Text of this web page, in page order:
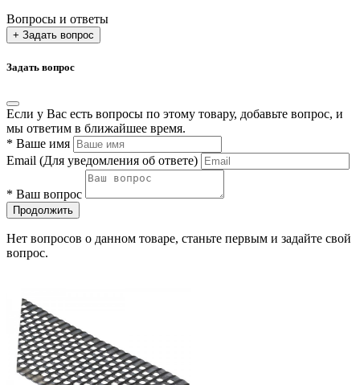
Вопросы и ответы
+ Задать вопрос
Задать вопрос
Если у Вас есть вопросы по этому товару, добавьте вопрос, и
мы ответим в ближайшее время.
* Ваше имя
Email (Для уведомления об ответе)
* Ваш вопрос
Продолжить
Нет вопросов о данном товаре, станьте первым и задайте свой
вопрос.